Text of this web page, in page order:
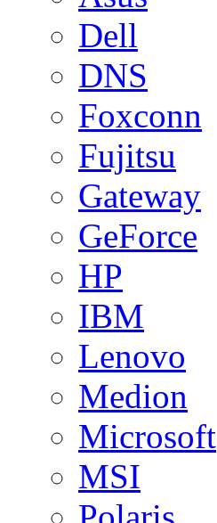
Dell
DNS
Foxconn
Fujitsu
Gateway
GeForce
HP
IBM
Lenovo
Medion
Microsoft
MSI